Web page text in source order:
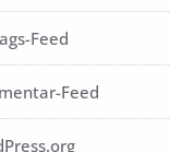
Feed
Feed